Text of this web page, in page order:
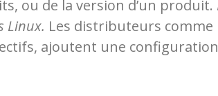
ou de la version d’un produit.
Linux. Les distributeurs comme
ajoutent une